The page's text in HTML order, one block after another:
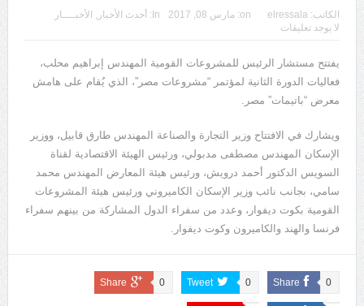
الكاتب: elressala
on: مارس 08, 2017 In: أحدث الأخبار
الأخبــــار
لا يوجد تعليقات
يفتتح مستشار الرئيس للمشروعات القومية المهندس إبراهيم محلب،
فعاليات الدورة الثانية لمؤتمر “مشروعات مصر”، الذي يُقام على هامش
معرض “باتيمات” مصر.
ويشارك في الافتتاح وزير التجارة والصناعة المهندس طارق قابيل، ووزير
الإسكان المهندس مصطفى مدبولي، ورئيس الهيئة الاقتصادية لقناة
السويس الدكتور أحمد درويش، ورئيس هيئة المعارض المهندس محمد
سامي، بجانب نائب وزير الإسكان الكاميروني ورئيس هيئة المشروعات
القومية بكوت ديفوار، وعدد من سفراء الدول المشاركة من بينهم سفراء
فرنسا والهند والكاميرون وكوت ديفوار.
Share 0
Tweet 0
Share 0